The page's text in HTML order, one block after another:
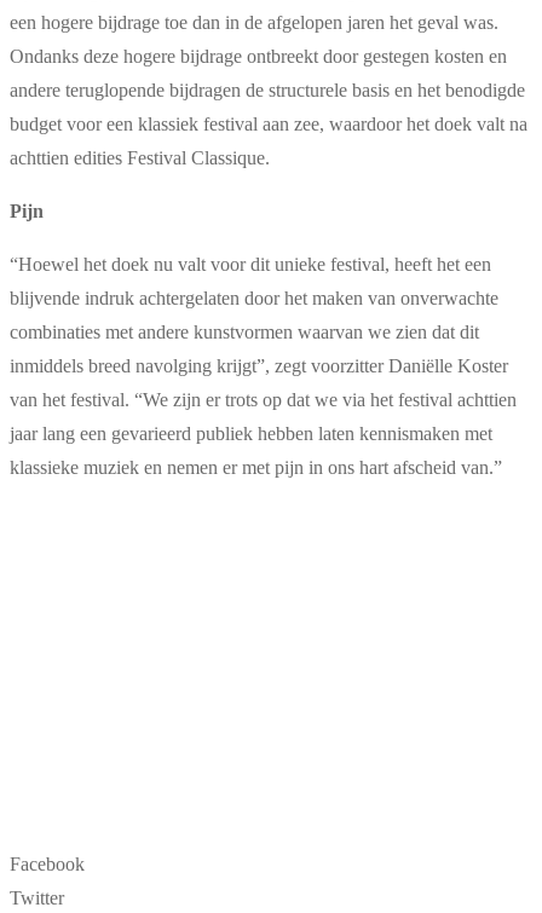
een hogere bijdrage toe dan in de afgelopen jaren het geval was.
Ondanks deze hogere bijdrage ontbreekt door gestegen kosten en
andere teruglopende bijdragen de structurele basis en het benodigde
budget voor een klassiek festival aan zee, waardoor het doek valt na
achttien edities Festival Classique.
Pijn
“Hoewel het doek nu valt voor dit unieke festival, heeft het een
blijvende indruk achtergelaten door het maken van onverwachte
combinaties met andere kunstvormen waarvan we zien dat dit
inmiddels breed navolging krijgt”, zegt voorzitter Daniëlle Koster
van het festival. “We zijn er trots op dat we via het festival achttien
jaar lang een gevarieerd publiek hebben laten kennismaken met
klassieke muziek en nemen er met pijn in ons hart afscheid van.”
Facebook
Twitter